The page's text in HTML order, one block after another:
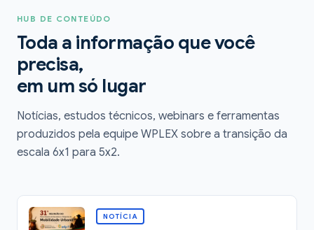
HUB DE CONTEÚDO
Toda a informação que você
precisa,
em um só lugar
Notícias, estudos técnicos, webinars e ferramentas
produzidos pela equipe WPLEX sobre a transição da
escala 6x1 para 5x2.
NOTÍCIA